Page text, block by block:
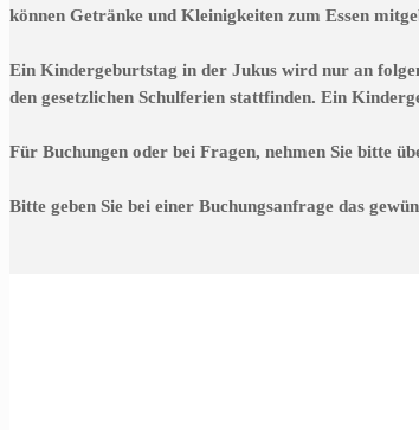
können Getränke und Kleinigkeiten zum Essen
Ein Kindergeburtstag in der Jukus wird nur an
den gesetzlichen Schulferien stattfinden. Ein
Für Buchungen oder bei Fragen, nehmen Sie bitte
Bitte geben Sie bei einer Buchungsanfrage das